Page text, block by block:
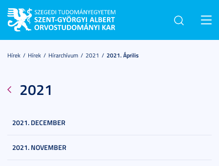
Hírek Hírek Hírarchívum 2021 2021. Április
2021
2021. DECEMBER
2021. NOVEMBER